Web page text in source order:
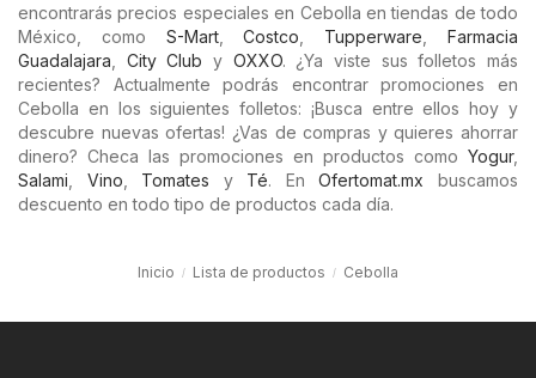
encontrarás precios especiales en Cebolla en tiendas de todo
México, como S-Mart,Costco Tupperware ,Farmacia
Guadalajara
City Club y OXXO. ¿Ya viste sus folletos más
recientes? Actualmente podrás encontrar promociones en
Cebolla en los siguientes folletos: ¡Busca entre ellos hoy y
descubre nuevas ofertas! ¿Vas de compras y quieres ahorrar
dinero? Checa las promociones en productos como Yogur,
Salami
Vino Tomates y Té. EnOfertomat.mx buscamos
descuento en todo tipo de productos cada día.
Inicio Lista de productos Cebolla